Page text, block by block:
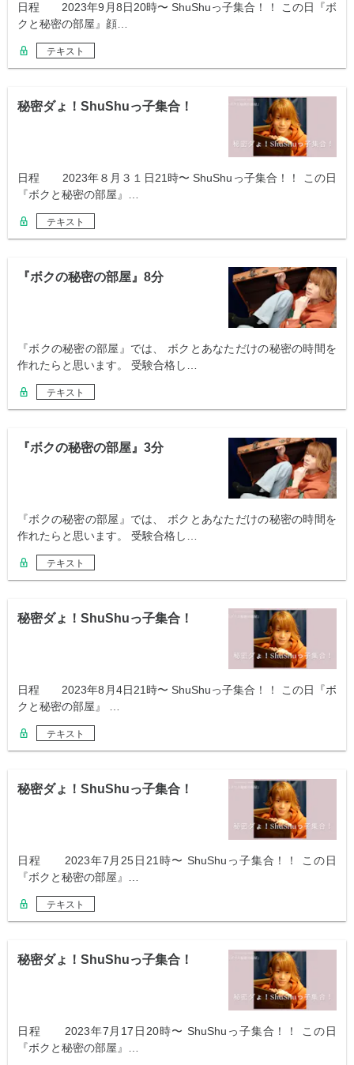
日程 2023年9月8日20時〜 ShuShuっ子集合！！ この日『ボ
クと秘密の部屋』顔…
テキスト
秘密ダょ！ShuShuっ子集合！
日程 2023年８月３１日21時〜 ShuShuっ子集合！！ この日
『ボクと秘密の部屋』…
テキスト
『ボクの秘密の部屋』8分
『ボクの秘密の部屋』では、 ボクとあなただけの秘密の時間を
作れたらと思います。 受験合格し…
テキスト
『ボクの秘密の部屋』3分
『ボクの秘密の部屋』では、 ボクとあなただけの秘密の時間を
作れたらと思います。 受験合格し…
テキスト
秘密ダょ！ShuShuっ子集合！
日程 2023年8月4日21時〜 ShuShuっ子集合！！ この日『ボ
クと秘密の部屋』 …
テキスト
秘密ダょ！ShuShuっ子集合！
日程 2023年7月25日21時〜 ShuShuっ子集合！！ この日
『ボクと秘密の部屋』…
テキスト
秘密ダょ！ShuShuっ子集合！
日程 2023年7月17日20時〜 ShuShuっ子集合！！ この日
『ボクと秘密の部屋』…